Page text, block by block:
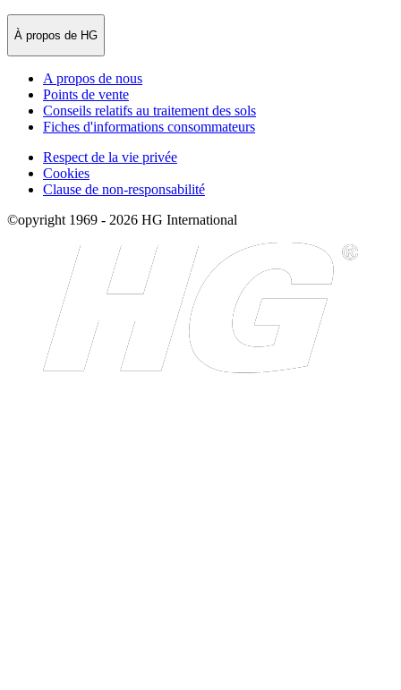
À propos de HG
A propos de nous
Points de vente
Conseils relatifs au traitement des sols
Fiches d'informations consommateurs
Respect de la vie privée
Cookies
Clause de non-responsabilité
©opyright 1969 - 2026 HG International